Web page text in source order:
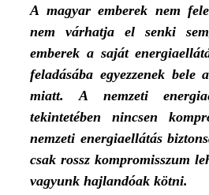
A magyar emberek nem
nem várhatja el senki
emberek a saját
feladásába egyezzenek bele
miatt. A nemzeti
tekintetében nincsen
nemzeti energiaellátás
csak rossz kompromisszum
vagyunk hajlandóak kötni.